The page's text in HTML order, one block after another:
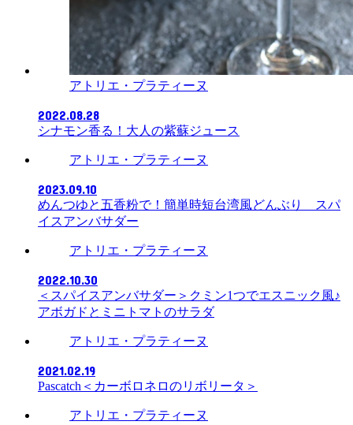
アトリエ・プラティーヌ
2022.08.28
シナモン香る！大人の紫蘇ジュース
アトリエ・プラティーヌ
2023.09.10
めんつゆと五香粉で！簡単時短台湾風どんぶり スパ
イスアンバサダー
アトリエ・プラティーヌ
2022.10.30
＜スパイスアンバサダー＞クミン1つでエスニック風♪
アボガドとミニトマトのサラダ
アトリエ・プラティーヌ
2021.02.19
Pascatch＜カーボロネロのリボリータ＞
アトリエ・プラティーヌ